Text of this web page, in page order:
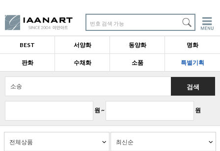
번호 검색 가능
BEST 서양화 동양화 명화
판화 수채화 소품 특별기획
원 ~ 원
검색